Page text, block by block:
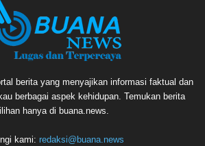
berita yang menyajikan informasi faktual dan
berbagai aspek kehidupan. Temukan berita
hanya di buana.news.
kami: redaksi@buana.news